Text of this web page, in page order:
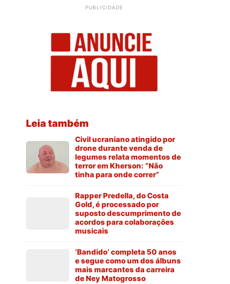
PUBLICIDADE
Leia também
Civil ucraniano atingido por
drone durante venda de
legumes relata momentos de
terror em Kherson: “Não
tinha para onde correr”
Rapper Predella, do Costa
Gold, é processado por
suposto descumprimento de
acordos para colaborações
musicais
‘Bandido’ completa 50 anos
e segue como um dos álbuns
mais marcantes da carreira
de Ney Matogrosso